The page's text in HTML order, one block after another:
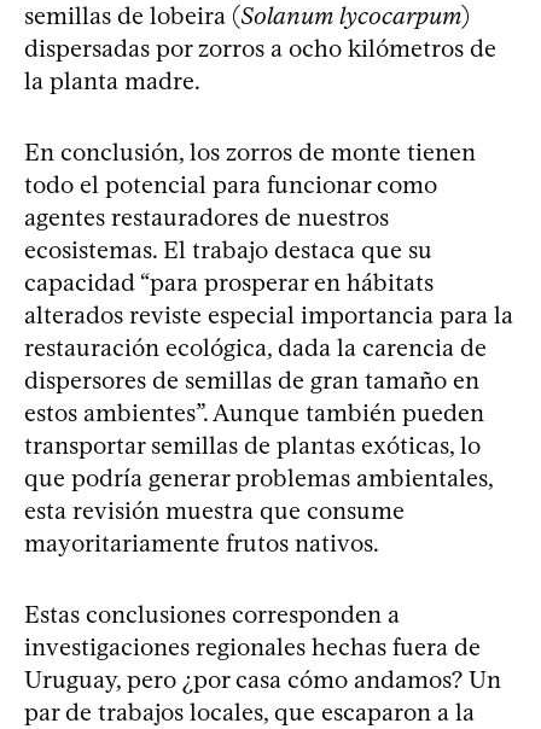
semillas de lobeira (Solanum lycocarpum)
dispersadas por zorros a ocho kilómetros de
la planta madre.
En conclusión, los zorros de monte tienen
todo el potencial para funcionar como
agentes restauradores de nuestros
ecosistemas. El trabajo destaca que su
capacidad “para prosperar en hábitats
alterados reviste especial importancia para la
restauración ecológica, dada la carencia de
dispersores de semillas de gran tamaño en
estos ambientes”. Aunque también pueden
transportar semillas de plantas exóticas, lo
que podría generar problemas ambientales,
esta revisión muestra que consume
mayoritariamente frutos nativos.
Estas conclusiones corresponden a
investigaciones regionales hechas fuera de
Uruguay, pero ¿por casa cómo andamos? Un
par de trabajos locales, que escaparon a la